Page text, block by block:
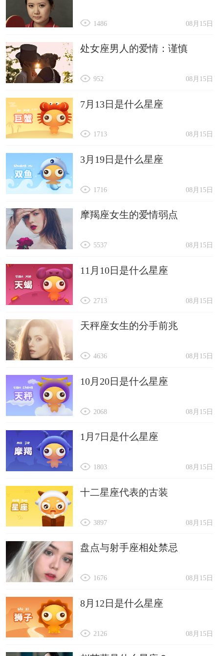
08月15日
1486
处女座男人的爱情：谨慎
08月15日
952
7月13日是什么星座
08月15日
1713
3月19日是什么星座
08月15日
1716
摩羯座女生的爱情弱点
08月15日
5537
11月10日是什么星座
08月15日
2713
天秤座女生的分手前兆
08月15日
4636
10月20日是什么星座
08月15日
2068
1月7日是什么星座
08月15日
1803
十二星座代表的古装
08月15日
3897
盘点与射手座相处禁忌
08月15日
1676
8月12日是什么星座
08月15日
2126